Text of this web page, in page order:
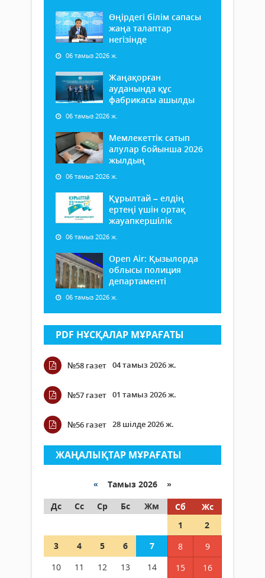
Өңірдегі білім сапасы
жаңа талаптар
негізінде
06 тамыз 2026 ж.
Жаңақорған
ауданында құс
фабрикасы ашылды
06 тамыз 2026 ж.
Мемлекеттік сатып
алулар бойынша 2026
жылдың
06 тамыз 2026 ж.
Құрылтай – елдің
ертеңі үшін ортақ
жауапкершілік
06 тамыз 2026 ж.
Open Air: Қызылорда
облысы полиция
департаменті
06 тамыз 2026 ж.
PDF НҰСҚАЛАР МҰРАҒАТЫ
№58 газет 04 тамыз 2026 ж.
№57 газет 01 тамыз 2026 ж.
№56 газет 28 шілде 2026 ж.
ЖАҢАЛЫҚТАР МҰРАҒАТЫ
« Тамыз 2026 »
Дс
Сс Ср Бс Жм Сб
Жс
1
2
3
4 5 6 7 8
9
10
11 12 13 14 15
16